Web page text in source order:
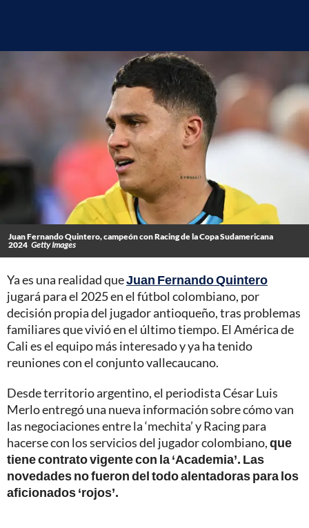
Juan Fernando Quintero, campeón con Racing de la Copa Sudamericana
2024 Getty Images
Ya es una realidad queJuan Fernando Quintero
jugará para el 2025 en el fútbol colombiano, por
decisión propia del jugador antioqueño, tras problemas
familiares que vivió en el último tiempo. El América de
Cali es el equipo más interesado y ya ha tenido
reuniones con el conjunto vallecaucano.
Desde territorio argentino, el periodista César Luis
Merlo entregó una nueva información sobre cómo van
las negociaciones entre la ‘mechita’ y Racing para
hacerse con los servicios del jugador colombiano,que
tiene contrato vigente con la ‘Academia’. Las
novedades no fueron del todo alentadoras para los
aficionados ‘rojos’.